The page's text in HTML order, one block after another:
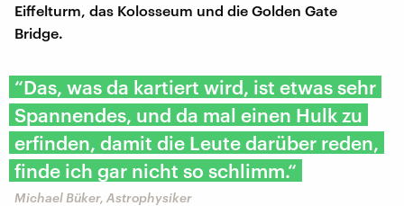
Eiffelturm, das Kolosseum und die Golden Gate
Bridge.
“Das, was da kartiert wird, ist etwas sehr
Spannendes, und da mal einen Hulk zu
erfinden, damit die Leute darüber reden,
finde ich gar nicht so schlimm.“
Michael Büker, Astrophysiker